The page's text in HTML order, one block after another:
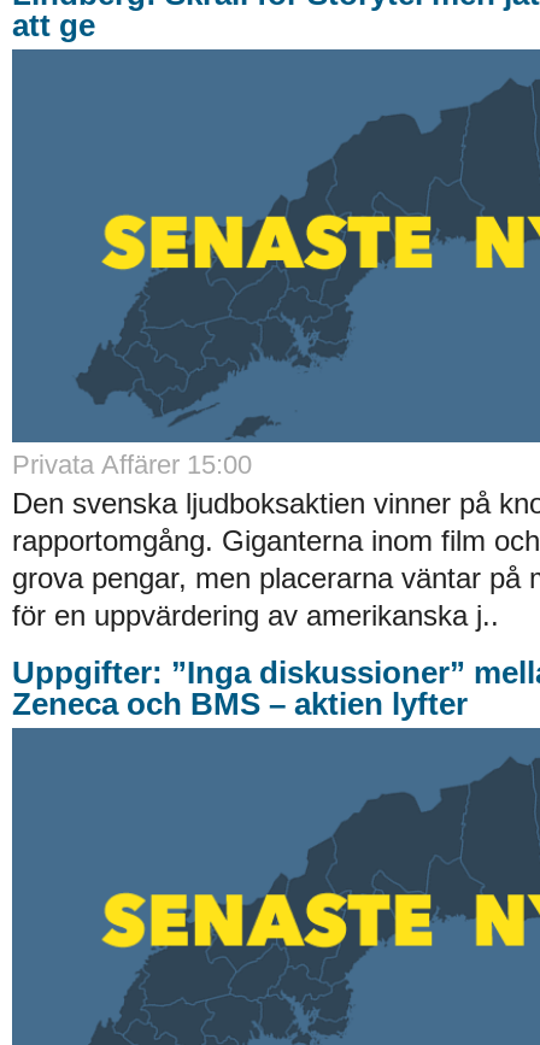
att ge
Privata Affärer 15:00
Den svenska ljudboksaktien vinner på
rapportomgång. Giganterna inom film
grova pengar, men placerarna väntar på
för en uppvärdering av amerikanska j..
Uppgifter: ”Inga diskussioner”
Zeneca och BMS – aktien lyfter